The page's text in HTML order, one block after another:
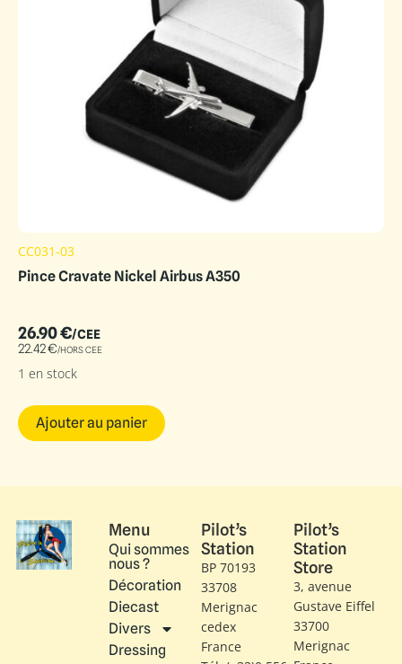
CC031-03
Pince Cravate Nickel Airbus A350
26.90€/CEE
22.42€/HORS CEE
1 en stock
Ajouter au panier
Menu
Qui sommes
nous ?
Décoration
Diecast
Divers
Dressing
Pilot’s
Station
BP 70193
33708
Merignac
cedex
France
Pilot’s
Station
Store
3, avenue
Gustave Eiffel​
33700
Merignac